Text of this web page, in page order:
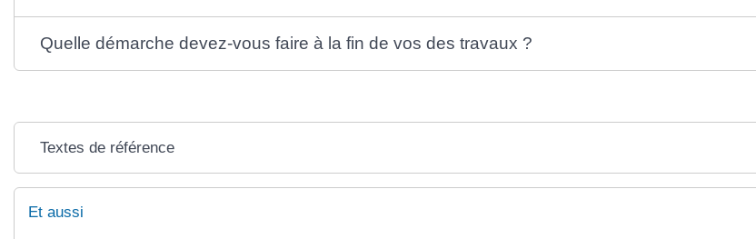
Quelle démarche devez-vous faire à la fin de vos des travaux ?
Textes de référence
Et aussi